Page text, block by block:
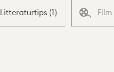
Litteraturtips (1)